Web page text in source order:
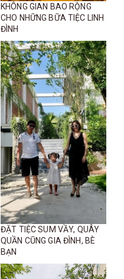
KHÔNG GIAN BAO RỘNG
CHO NHỮNG BỮA TIỆC LINH
ĐÌNH
ĐẶT TIỆC SUM VẦY, QUÂY
QUẦN CŨNG GIA ĐÌNH, BÈ
BẠN